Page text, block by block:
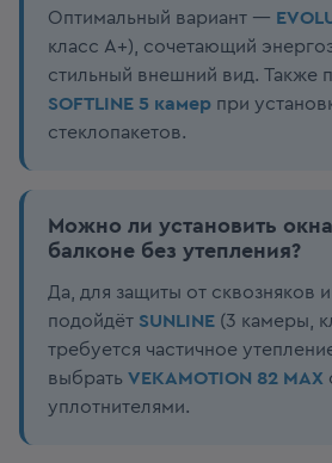
Оптимальный вариант —
класс A+), сочетающий
стильный внешний вид. Также
SOFTLINE 5 камер при
стеклопакетов.
Можно ли установить
балконе без утепления?
Да, для защиты от сквозняков
подойдёт SUNLINE (3 камеры,
требуется частичное
выбрать VEKAMOTION 82 MAX
уплотнителями.